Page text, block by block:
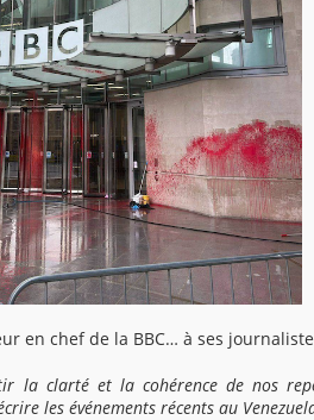
en chef de la BBC… à ses
la clarté et la cohérence de nos
les événements récents au